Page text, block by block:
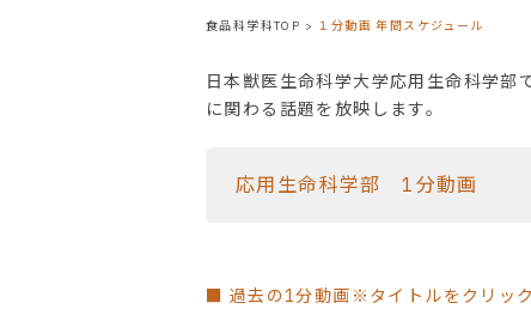
食品科学科TOP > １分動画 年間スケジュール
日本獣医生命科学大学応用生命科学部
に関わる話題を放映します。
応用生命科学部 1分動画
■ 過去の1分動画※タイトルをクリック